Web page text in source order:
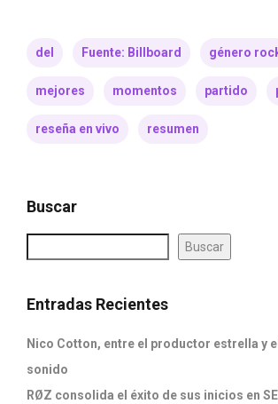
del Fuente: Billboard género
mejores momentos partido
reseña en vivo resumen
Buscar
Buscar
Entradas Recientes
Nico Cotton, entre el productor estrella y
sonido
RØZ consolida el éxito de sus inicios en SE